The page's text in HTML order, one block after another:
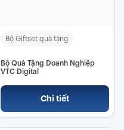
Bộ Giftset quà tặng
Bộ Quà Tặng Doanh Nghiệp
VTC Digital
Chi tiết